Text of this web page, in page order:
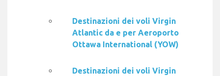
Destinazioni dei voli Virgin
Atlantic da e per Aeroporto
Ottawa International (YOW)
Destinazioni dei voli Virgin